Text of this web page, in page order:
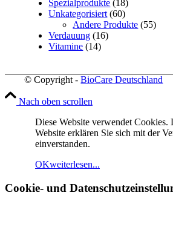
Spezialprodukte (18)
Unkategorisiert (60)
Andere Produkte (55)
Verdauung (16)
Vitamine (14)
© Copyright -BioCare Deutschland
Nach oben scrollen
Diese Website verwendet
Website erklären Sie sich mit der
einverstanden.
OKweiterlesen...
Cookie- und